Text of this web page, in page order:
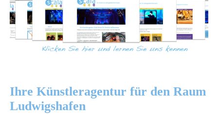
Ihre Künstleragentur für den Raum
Ludwigshafen